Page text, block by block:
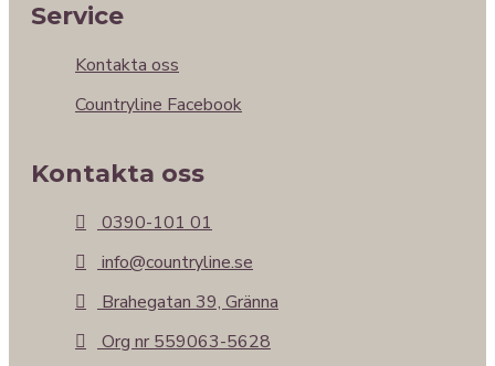
Service
Kontakta oss
Countryline Facebook
Kontakta oss
0390-101 01
info@countryline.se
Brahegatan 39, Gränna
Org nr 559063-5628